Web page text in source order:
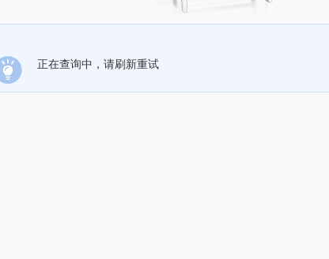
正在查询中，请刷新重试